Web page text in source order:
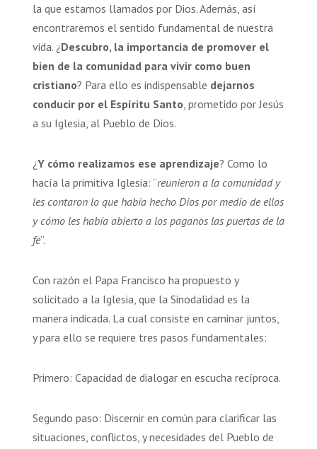
la que estamos llamados por Dios. Además, así
encontraremos el sentido fundamental de nuestra
vida. ¿Descubro, la importancia de promover el
bien de la comunidad para vivir como buen
cristiano? Para ello es indispensable dejarnos
conducir por el Espíritu Santo , prometido por Jesús
a su Iglesia, al Pueblo de Dios.
¿Y cómo realizamos ese aprendizaje? Como lo
hacía la primitiva Iglesia: “reunieron a la comunidad y
les contaron lo que había hecho Dios por medio de ellos
y cómo les había abierto a los paganos las puertas de la
fe”.
Con razón el Papa Francisco ha propuesto y
solicitado a la Iglesia, que la Sinodalidad es la
manera indicada. La cual consiste en caminar juntos,
y para ello se requiere tres pasos fundamentales:
Primero: Capacidad de dialogar en escucha recíproca.
Segundo paso: Discernir en común para clarificar las
situaciones, conflictos, y necesidades del Pueblo de